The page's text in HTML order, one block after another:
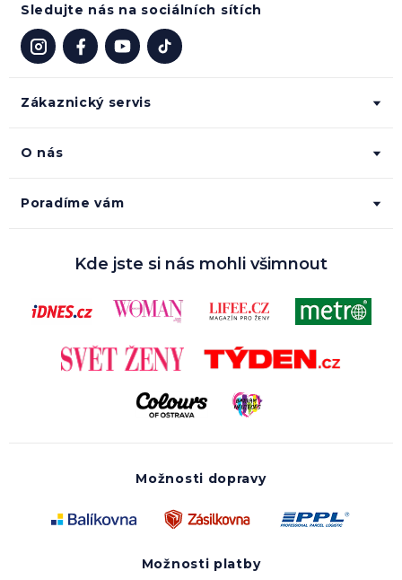
Zákaznický servis
O nás
Poradíme vám
Sledujte nás na sociálních sítích
Kde jste si nás mohli všimnout
Možnosti dopravy
Možnosti platby